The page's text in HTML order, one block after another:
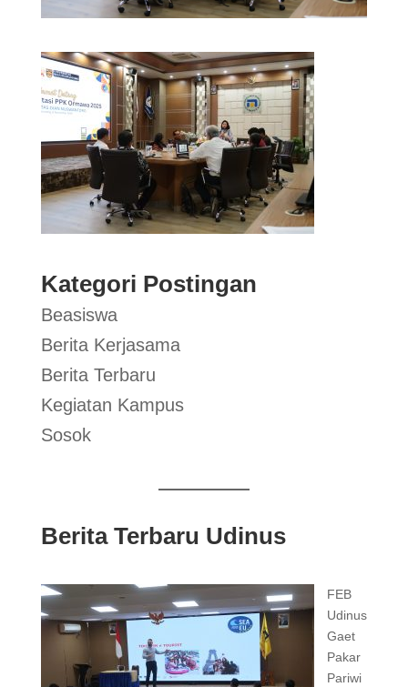
Kategori Postingan
Beasiswa
Berita Kerjasama
Berita Terbaru
Kegiatan Kampus
Sosok
Berita Terbaru Udinus
FEB
Udinus
Gaet
Pakar
Pariwi